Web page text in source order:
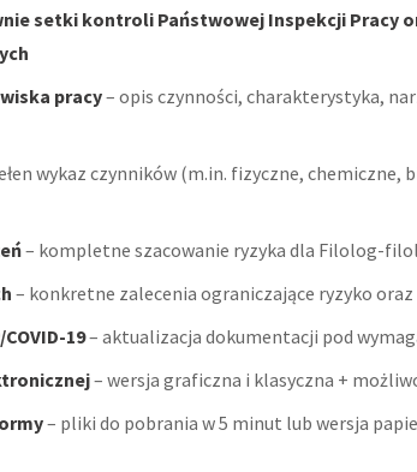
setki kontroli Państwowej Inspekcji Pracy
pracy– opis czynności, charakterystyka,
wykaz czynników (m.in. fizyczne, chemiczne,
– kompletne szacowanie ryzyka dla Filolog-
– konkretne zalecenia ograniczające ryzyko
19– aktualizacja dokumentacji pod
– wersja graficzna i klasyczna +
– pliki do pobrania w 5 minut lub wersja